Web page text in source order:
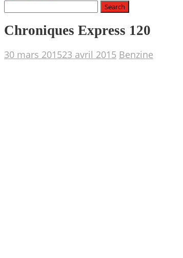
Chroniques Express 120
30 mars 201523 avril 2015 Benzine